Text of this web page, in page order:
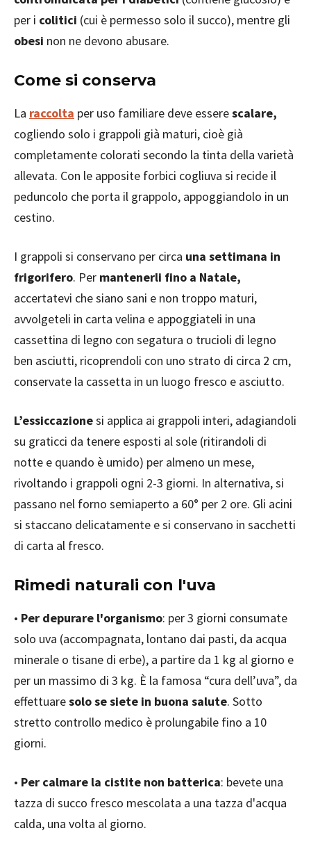
per i colitici (cui è permesso solo il succo), mentre gli
obesi non ne devono abusare.
Come si conserva
La raccolta per uso familiare deve esserescalare,
cogliendo solo i grappoli già maturi, cioè già
completamente colorati secondo la tinta della varietà
allevata. Con le apposite forbici cogliuva si recide il
peduncolo che porta il grappolo, appoggiandolo in un
cestino.
I grappoli si conservano per circa una settimana in
frigorifero. Per mantenerli fino a Natale,
accertatevi che siano sani e non troppo maturi,
avvolgeteli in carta velina e appoggiateli in una
cassettina di legno con segatura o trucioli di legno
ben asciutti, ricoprendoli con uno strato di circa 2 cm,
conservate la cassetta in un luogo fresco e asciutto.
L’essiccazionesi applica ai grappoli interi, adagiandoli
su graticci da tenere esposti al sole (ritirandoli di
notte e quando è umido) per almeno un mese,
rivoltando i grappoli ogni 2-3 giorni. In alternativa, si
passano nel forno semiaperto a 60° per 2 ore. Gli acini
si staccano delicatamente e si conservano in sacchetti
di carta al fresco.
Rimedi naturali con l'uva
• Per depurare l'organismo: per 3 giorni consumate
solo uva (accompagnata, lontano dai pasti, da acqua
minerale o tisane di erbe), a partire da 1 kg al giorno e
per un massimo di 3 kg. È la famosa “cura dell’uva”, da
effettuaresolo se siete in buona salute. Sotto
stretto controllo medico è prolungabile fino a 10
giorni.
• Per calmare la cistite non batterica: bevete una
tazza di succo fresco mescolata a una tazza d'acqua
calda, una volta al giorno.